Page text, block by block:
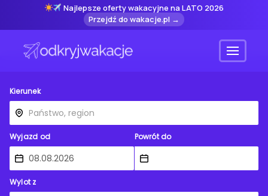
Najlepsze oferty wakacyjne na LATO 2026
Przejdź do wakacje.pl →
Menu
Kierunek
Wyjazd od Powrót do
Wylot z